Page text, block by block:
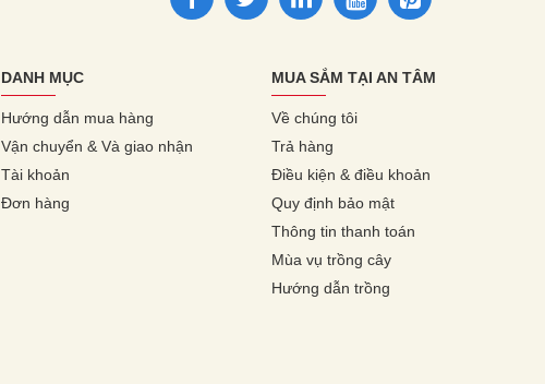
DANH MỤC
Hướng dẫn mua hàng
Vận chuyển & Và giao nhận
Tài khoản
Đơn hàng
MUA SẮM TẠI AN TÂM
Về chúng tôi
Trả hàng
Điều kiện & điều khoản
Quy định bảo mật
Thông tin thanh toán
Mùa vụ trồng cây
Hướng dẫn trồng